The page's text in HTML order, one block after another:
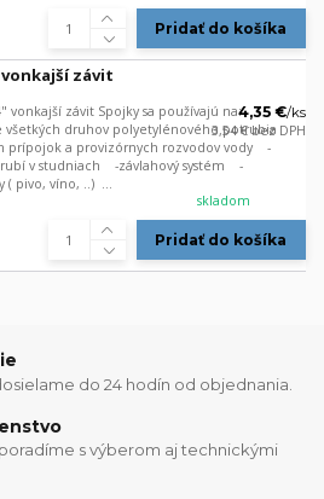
Pridať do košíka
vonkajší závit
vonkajší závit Spojky sa používajú na: -
všetkých druhov polyetylénového potrubia
prípojok a provizórnych rozvodov vody -
v studniach -závlahový systém -
( pivo, víno, ..) ...
4,35 €/ks
3,54 €bez DPH
skladom
Pridať do košíka
do 24 hodín od objednania.
s výberom aj technickými